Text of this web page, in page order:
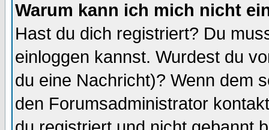
Warum kann ich mich nicht
Hast du dich registriert? Du
einloggen kannst. Wurdest du
du eine Nachricht)? Wenn dem
den Forumsadministrator